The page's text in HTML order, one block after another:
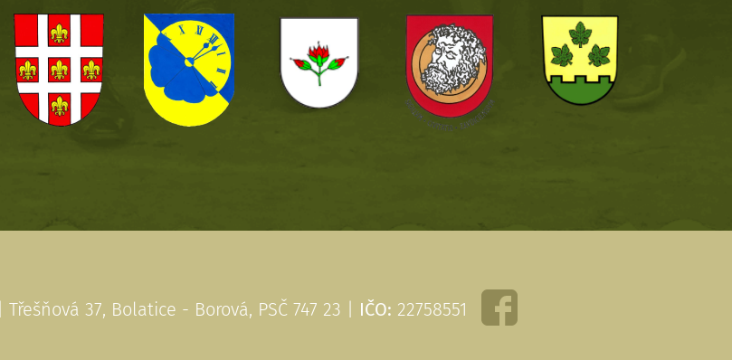
| Třešňová 37, Bolatice - Borová, PSČ 747 23 | IČO: 22758551